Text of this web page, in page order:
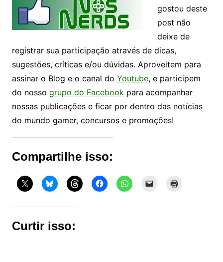
gostou deste
post não
deixe de
registrar sua participação através de dicas,
sugestões, críticas e/ou dúvidas. Aproveitem para
assinar o Blog e o canal do Youtube, e participem
do nosso grupo do Facebook para acompanhar
nossas publicações e ficar por dentro das notícias
do mundo gamer, concursos e promoções!
Compartilhe isso:
Curtir isso: